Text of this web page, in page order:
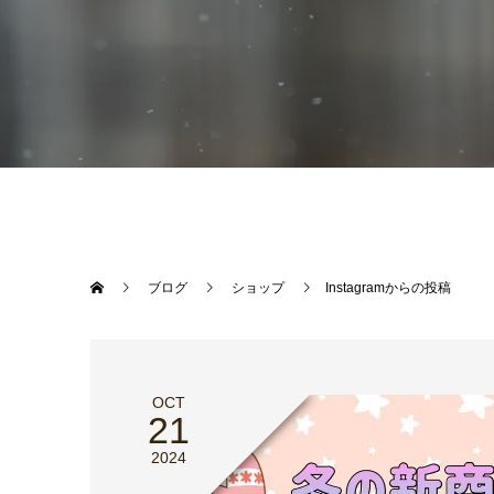
ブログ ショップ Instagramからの投稿
OCT
21
2024